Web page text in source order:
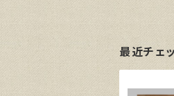
最近チェ